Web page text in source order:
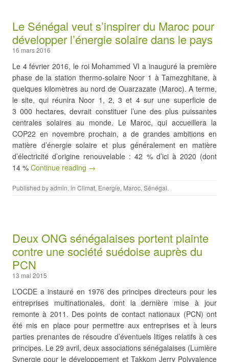
Le Sénégal veut s’inspirer du Maroc pour
développer l’énergie solaire dans le pays
16 mars 2016
Le 4 février 2016, le roi Mohammed VI a inauguré la première
phase de la station thermo-solaire Noor 1 à Tamezghitane, à
quelques kilomètres au nord de Ouarzazate (Maroc). A terme,
le site, qui réunira Noor 1, 2, 3 et 4 sur une superficie de
3 000 hectares, devrait constituer l’une des plus puissantes
centrales solaires au monde. Le Maroc, qui accueillera la
COP22 en novembre prochain, a de grandes ambitions en
matière d’énergie solaire et plus généralement en matière
d’électricité d’origine renouvelable : 42 % d’ici à 2020 (dont
14 % Continue reading →
Published byadmin, in Climat, Energie, Maroc, Sénégal.
Deux ONG sénégalaises portent plainte
contre une société suédoise auprès du
PCN
13 mai 2015
L’OCDE a instauré en 1976 des principes directeurs pour les
entreprises multinationales, dont la dernière mise à jour
remonte à 2011. Des points de contact nationaux (PCN) ont
été mis en place pour permettre aux entreprises et à leurs
parties prenantes de résoudre d’éventuels litiges relatifs à ces
principes. Le 29 avril, deux associations sénégalaises (Lumière
Synergie pour le développement et Takkom Jerry Polyvalence